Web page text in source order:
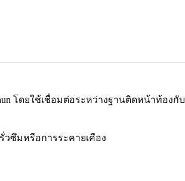
โดยใช้เชื่อมต่อระหว่างฐานติดหน้าท้องกับ
รั่วซึมหรือการระคายเคือง